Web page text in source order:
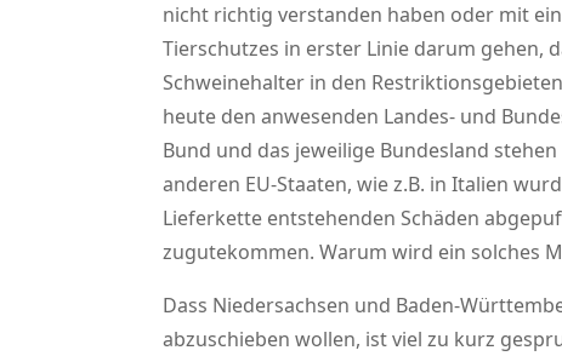
nicht richtig verstanden haben oder mit
Tierschutzes in erster Linie darum gehen,
Schweinehalter in den
heute den anwesenden Landes- und
Bund und das jeweilige Bundesland
anderen EU-Staaten, wie z.B. in Italien
Lieferkette entstehenden Schäden
zugutekommen. Warum wird ein solches
Dass Niedersachsen und Baden-
abzuschieben wollen, ist viel zu kurz